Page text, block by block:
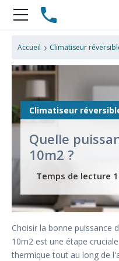
Climatiseur
Quelle
10m2 ?
Accueil › Climatiseur
Choisir la bonne puissance
10m2 est une étape
thermique tout au long de